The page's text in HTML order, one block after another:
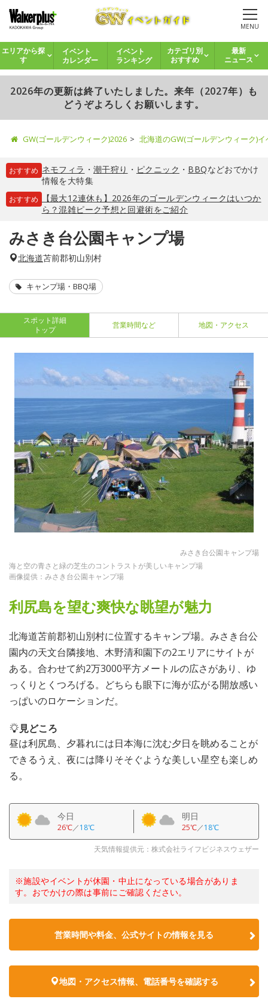
MENU
エリアから探
す
イベント
カレンダー
イベント
ランキング
カテゴリ別
おすすめ
最新
ニュース
2026年の更新は終了いたしました。来年（2027年）も
どうぞよろしくお願いします。
GW(ゴールデンウィーク)2026 北海道のGW(ゴールデンウィーク)
おすすめ ネモフィラ ・ 潮干狩り ・ ピクニック ・ BBQなどおでかけ
情報を大特集
おすすめ
【最大12連休も】2026年のゴールデンウィークはいつか
ら？混雑ピーク予想と回避術をご紹介
みさき台公園キャンプ場
北海道苫前郡初山別村
キャンプ場・BBQ場
スポット詳細
トップ
営業時間など 地図・アクセス
みさき台公園キャンプ場
海と空の青さと緑の芝生のコントラストが美しいキャンプ場
画像提供：みさき台公園キャンプ場
利尻島を望む爽快な眺望が魅力
北海道苫前郡初山別村に位置するキャンプ場。みさき台公
園内の天文台隣接地、木野清和園下の2エリアにサイトが
ある。合わせて約2万3000平方メートルの広さがあり、ゆ
っくりとくつろげる。どちらも眼下に海が広がる開放感い
っぱいのロケーションだ。
見どころ
昼は利尻島、夕暮れには日本海に沈む夕日を眺めることが
できるうえ、夜には降りそそぐような美しい星空も楽しめ
る。
今日
26℃／18℃
明日
25℃／18℃
天気情報提供元：株式会社ライフビジネスウェザー
※施設やイベントが休園・中止になっている場合がありま
す。おでかけの際は事前にご確認ください。
営業時間や料金、公式サイトの情報を見る
地図・アクセス情報、電話番号を確認する